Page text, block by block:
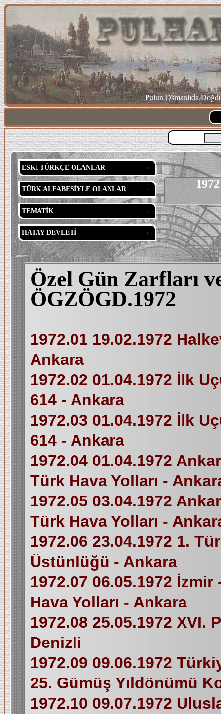
Pulun Osmanlıda
ESKİ TÜRKÇE OLANLAR
TÜRK ALFABESİYLE OLANLAR
TEMATİK
HATAY DEVLETİ
Özel Gün Zarfları
ÖGZÖGD.1972
1972.01 19.02.1972
Ankara
1972.02 01.04.1972 İlk
614 - Ankara
1972.03 01.04.1972 İlk
614 - Ankara
1972.04 01.04.1972
Türk Hava Yolları -
1972.05 03.04.1972
Türk Hava Yolları -
1972.06 23.04.1972 1.
Üstünlüğü - Ankara
1972.07 06.05.1972
Hava Yolları - Ankara
1972.08 25.05.1972 XVI.
Denizli
1972.09 09.06.1972
25. Gümüş Yıldönümü
1972.10 09.07.1972